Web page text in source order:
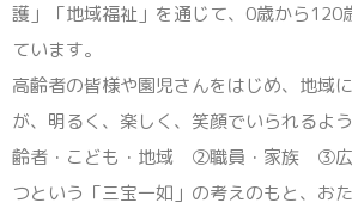
護」「地域福祉」を通じて、0歳から120
ています。
高齢者の皆様や園児さんをはじめ、地域
が、明るく、楽しく、笑顔でいられるよ
齢者・こども・地域 ②職員・家族 ③広
つという「三宝一如」の考えのもと、お